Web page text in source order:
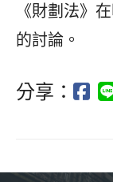
《財劃法》
的討論。
分享：